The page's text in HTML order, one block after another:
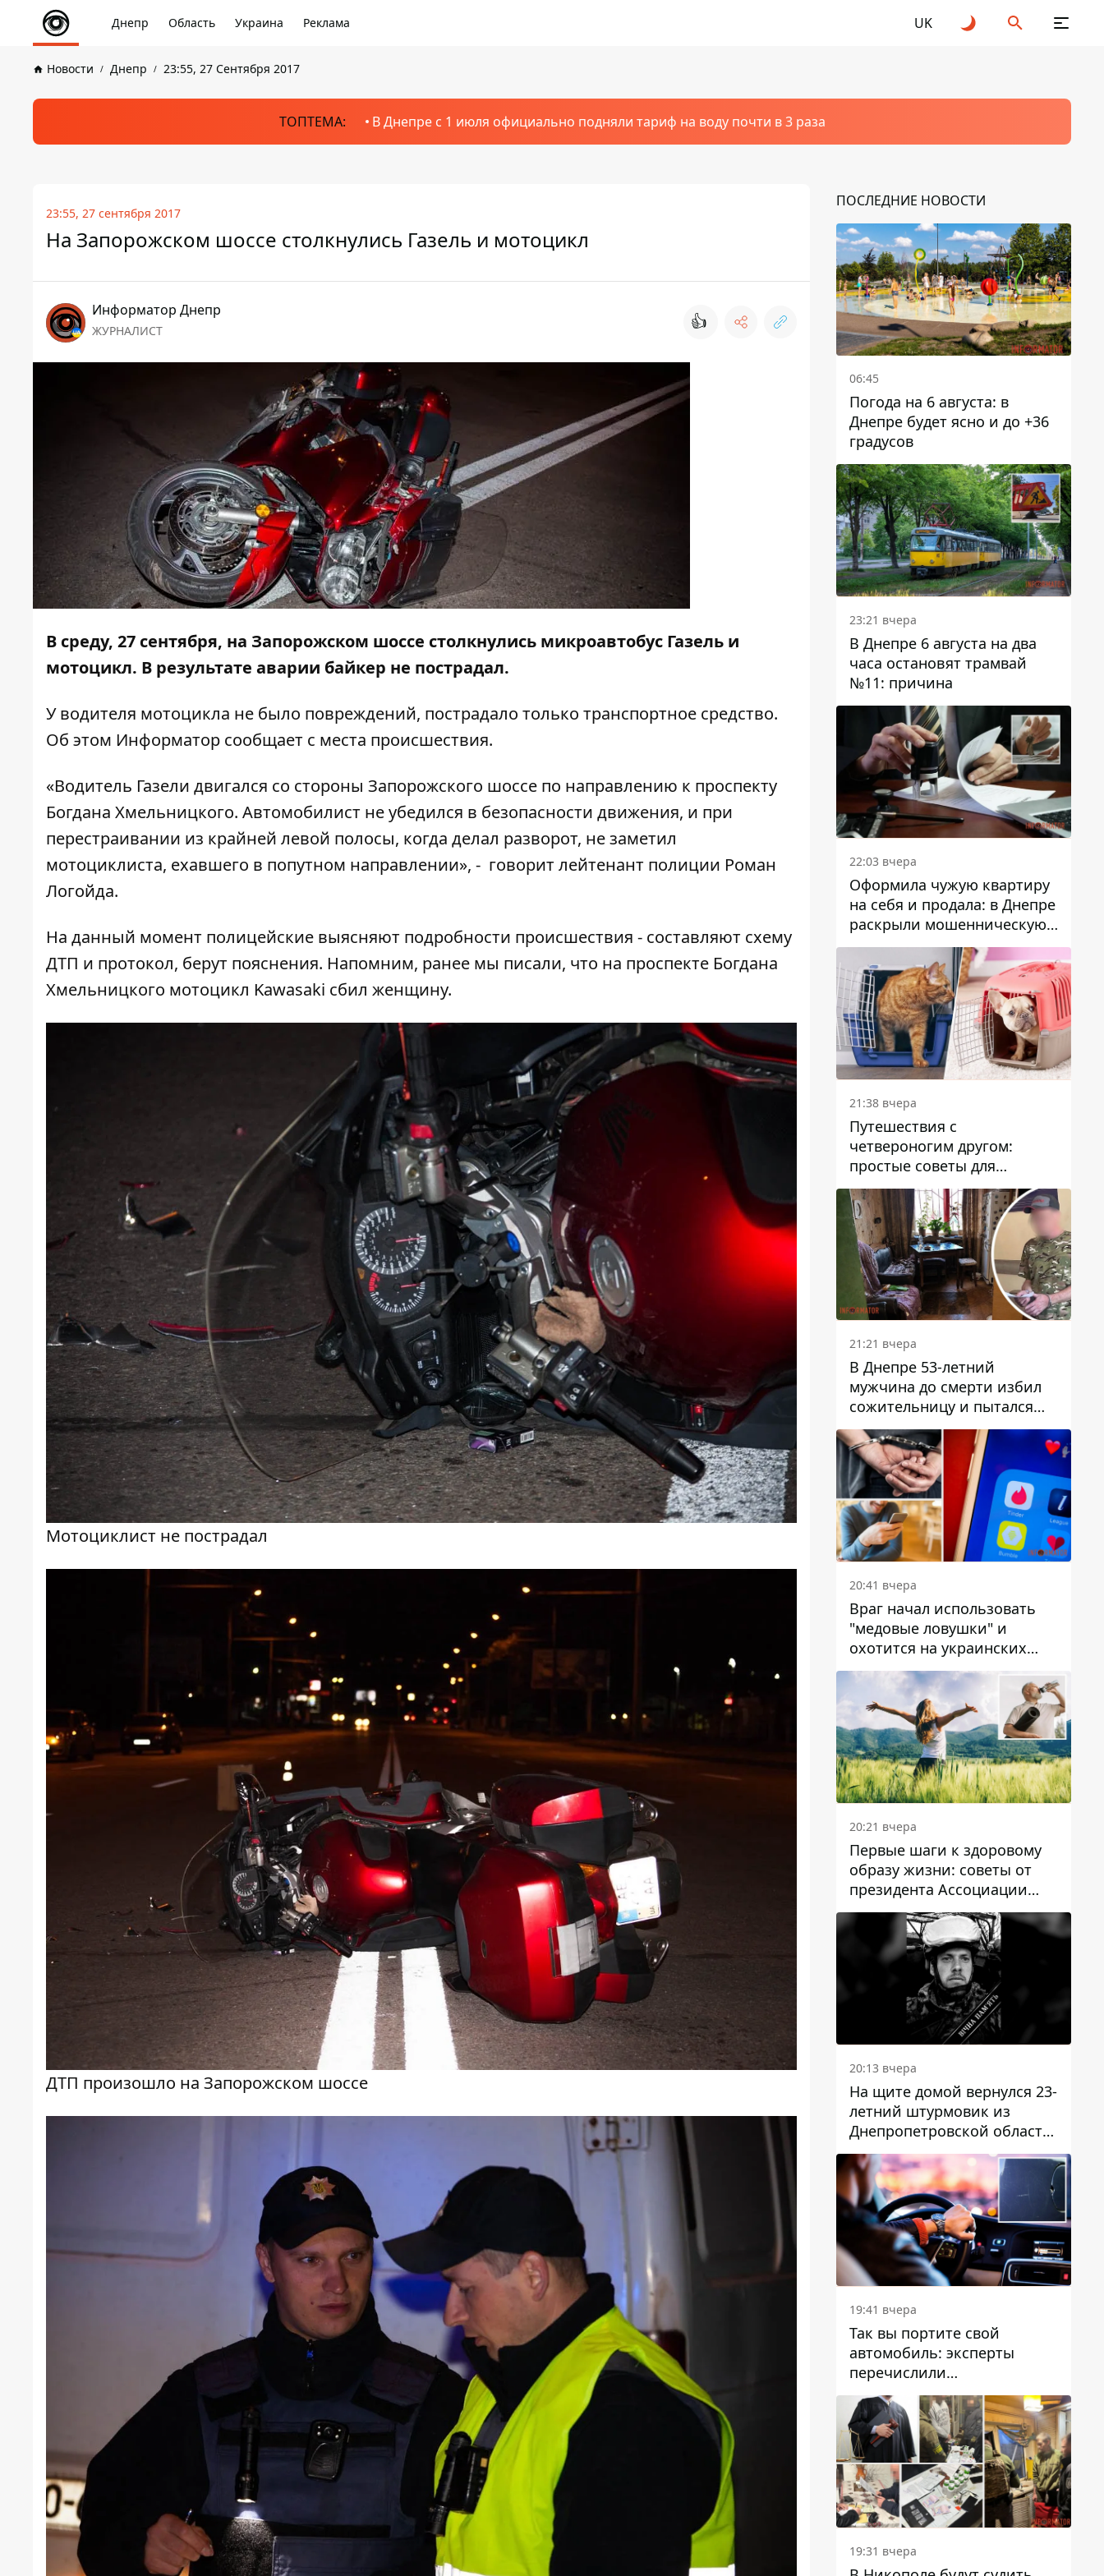
Днепр Область Украина Реклама UK
Новости Днепр 23:55, 27 Сентября 2017
ТОПТЕМА: В Днепре с 1 июля официально подняли тариф на воду почти в 3 раза
23:55, 27 сентября 2017
На Запорожском шоссе столкнулись Газель и мотоцикл
Информатор Днепр
ЖУРНАЛИСТ 👍
В среду, 27 сентября, на Запорожском шоссе столкнулись микроавтобус Газель и
мотоцикл. В результате аварии байкер не пострадал.
У водителя мотоцикла не было повреждений, пострадало только транспортное средство.
Об этом Информатор сообщает с места происшествия.
«Водитель Газели двигался со стороны Запорожского шоссе по направлению к проспекту
Богдана Хмельницкого. Автомобилист не убедился в безопасности движения, и при
перестраивании из крайней левой полосы, когда делал разворот, не заметил
мотоциклиста, ехавшего в попутном направлении», - говорит лейтенант полиции Роман
Логойда.
На данный момент полицейские выясняют подробности происшествия - составляют схему
ДТП и протокол, берут пояснения. Напомним, ранее мы писали, что на проспекте Богдана
Хмельницкого мотоцикл Kawasaki сбил женщину.
Мотоциклист не пострадал
ДТП произошло на Запорожском шоссе
ПОСЛЕДНИЕ НОВОСТИ
06:45
Погода на 6 августа: в
Днепре будет ясно и до +36
градусов
23:21 вчера
В Днепре 6 августа на два
часа остановят трамвай
№11: причина
22:03 вчера
Оформила чужую квартиру
на себя и продала: в Днепре
раскрыли мошенническую
схему с недвижимостью
21:38 вчера
Путешествия с
четвероногим другом:
простые советы для
поездок с животными
21:21 вчера
В Днепре 53-летний
мужчина до смерти избил
сожительницу и пытался
скрыть преступление:
детали
20:41 вчера
Враг начал использовать
"медовые ловушки" и
охотится на украинских
военнослужащих
20:21 вчера
Первые шаги к здоровому
образу жизни: советы от
президента Ассоциации
диетологов Украины
20:13 вчера
На щите домой вернулся 23-
летний штурмовик из
Днепропетровской области
Богдан Бескровный
19:41 вчера
Так вы портите свой
автомобиль: эксперты
перечислили
распространенные
привычки водителей,
которые на самом деле
вредят машине
19:31 вчера